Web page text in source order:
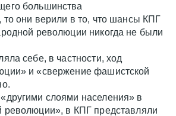
большинства
то они верили в то, что шансы КПГ
революции никогда не были
себе, в частности, ход
и «свержение фашистской
слоями населения» в
революции», в КПГ представляли